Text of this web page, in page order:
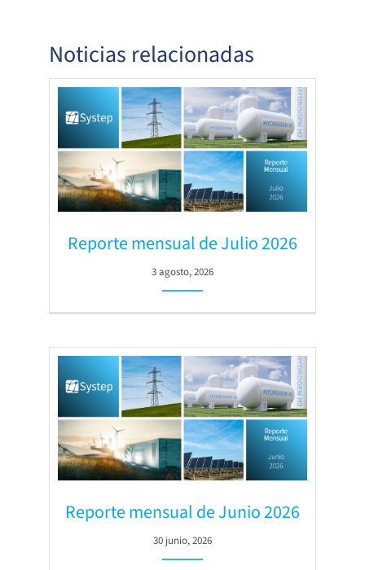
Noticias relacionadas
Reporte mensual de Julio 2026
3 agosto, 2026
Reporte mensual de Junio 2026
30 junio, 2026